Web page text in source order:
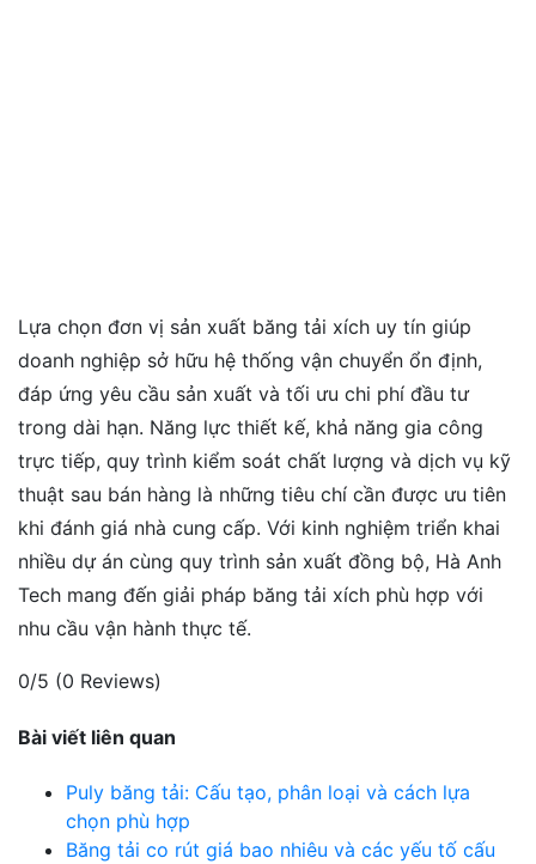
Lựa chọn đơn vị sản xuất băng tải xích uy tín giúp
doanh nghiệp sở hữu hệ thống vận chuyển ổn định,
đáp ứng yêu cầu sản xuất và tối ưu chi phí đầu tư
trong dài hạn. Năng lực thiết kế, khả năng gia công
trực tiếp, quy trình kiểm soát chất lượng và dịch vụ kỹ
thuật sau bán hàng là những tiêu chí cần được ưu tiên
khi đánh giá nhà cung cấp. Với kinh nghiệm triển khai
nhiều dự án cùng quy trình sản xuất đồng bộ, Hà Anh
Tech mang đến giải pháp băng tải xích phù hợp với
nhu cầu vận hành thực tế.
0/5 (0 Reviews)
Bài viết liên quan
Puly băng tải: Cấu tạo, phân loại và cách lựa
chọn phù hợp
Băng tải co rút giá bao nhiêu và các yếu tố cấu